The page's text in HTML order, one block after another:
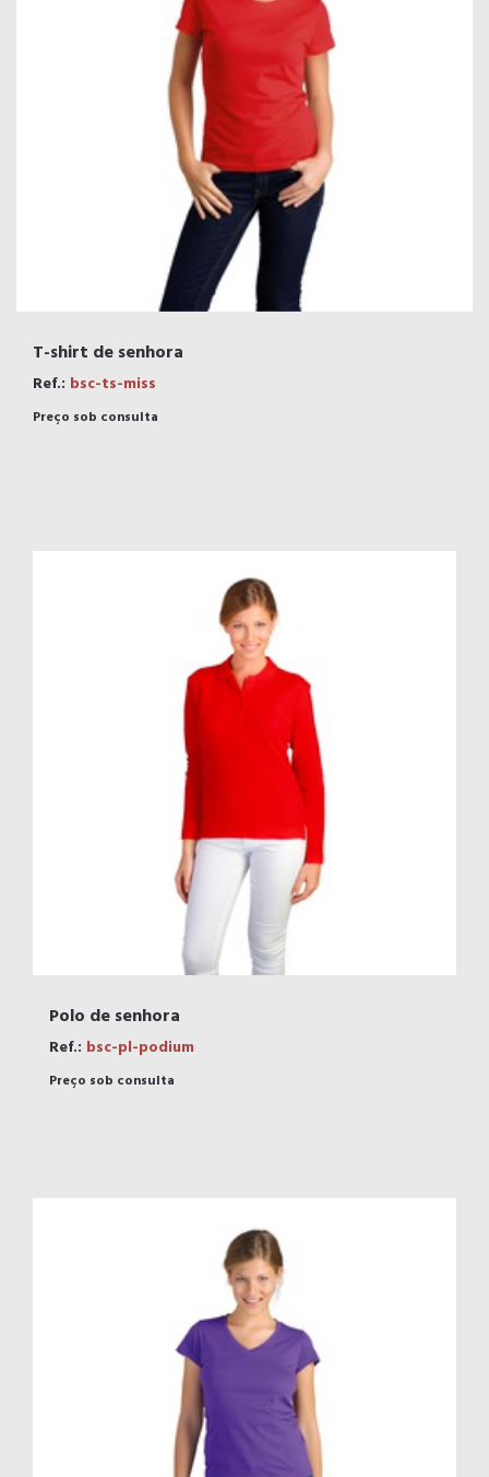
T-shirt de senhora
Ref.: bsc-ts-miss
Preço sob consulta
Polo de senhora
Ref.: bsc-pl-podium
Preço sob consulta